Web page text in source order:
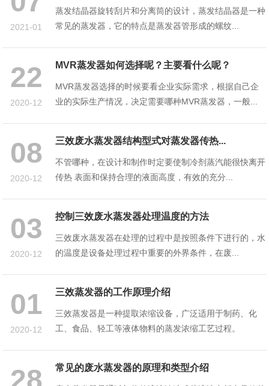
2021-01
蒸发结晶器旋转刮片和分离筒的设计，蒸发结晶器是一种
常见的蒸发器，它的特点是蒸发器管形成的螺纹...
22
2020-12
MVR蒸发器如何选择呢？主要看什么呢？
MVR蒸发器选择的时候要看企业实际需求，根据自己企
业的实际生产情况，决定需要哪种MVR蒸发器，一般...
08
2020-12
三效废水蒸发器结构型式对蒸发器传热...
不管哪种，在设计和制作时定要使制冷剂蒸汽能很快离开
传热 表面和保持合理的液面高度，有效的充分...
03
2020-12
控制三效废水蒸发器处理温度的方法
三效废水蒸发器在处理的过程中是按照条件下进行的，水
的温度是设备处理过程中重要的外界条件，在废...
01
2020-12
三效蒸发器的工作原理介绍
三效蒸发器是一种提取浓缩设备，广泛适用于制药、化
工、食品、轻工等液体物料的蒸发浓缩工艺过程。
28 常见的废水蒸发器的原理和类型介绍